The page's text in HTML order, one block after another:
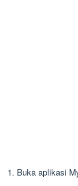
1. Buka aplikasi